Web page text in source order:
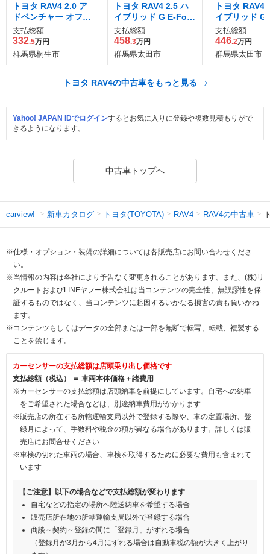
トヨタ RAV4 2.0 ア
ドベンチャー オフロ
ード パッケージ 4W
D
支払総額
332.5万円
群馬県桐生市
トヨタ RAV4 2.5 ハ
イブリッド G E-Four
4WD
支払総額
458.3万円
群馬県太田市
トヨタ RAV4
イブリッド G
4WD
支払総額
446.2万円
群馬県太田市
トヨタ RAV4の中古車をもっと見る
Yahoo! JAPAN IDでログインするとお気に入りに登録や複数見積もりがで
きるようになります。
中古車トップへ
carview! 新車カタログ トヨタ(TOYOTA) RAV4 RAV4の中古車
※仕様・オプション・装備の詳細については各販売店にお問い合わせくださ
い。
※当情報の内容は各社により予告なく変更されることがあります。また、(株)リ
クルートおよびLINEヤフー株式会社は当コンテンツの完全性、無誤謬性を保
証するものではなく、当コンテンツに起因するいかなる損害の責も負いかね
ます。
※コンテンツもしくはデータの全部または一部を無断で転写、転載、複製する
ことを禁じます。
カーセンサーの支払総額は店頭乗り出し価格です
支払総額（税込） ＝ 車両本体価格＋諸費用
※カーセンサーの支払総額は店頭納車を前提にしています。自宅への納車
をご希望された場合などは、別途納車費用がかかります
※販売店の所在する所轄運輸支局以外で登録する際や、車の定置場所、登
録月によって、手数料や税金の額が異なる場合があります。詳しくは販
売店にお問合せください
※車検の切れた車両の場合、車検を取得するために必要な費用も含まれて
います
【ご注意】以下の場合などで支払総額が変わります
自宅などの指定の場所へ陸送納車を希望する場合
販売店所在地の所轄運輸支局以外で登録する場合
商談～契約～登録の間に「登録月」がずれる場合
（登録月が3月から4月にずれる場合は自動車税の額が大きく上がり